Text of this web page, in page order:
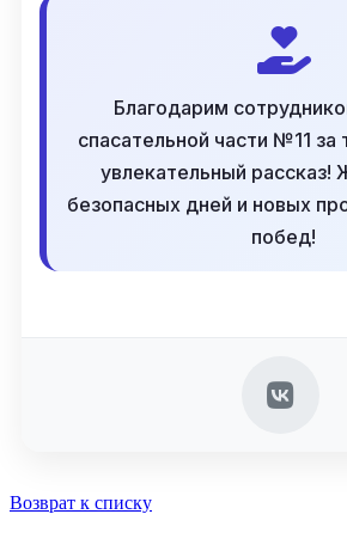
Благодарим
спасательной части №11 за
увлекательный
безопасных дней и новых
побед!
Возврат к списку